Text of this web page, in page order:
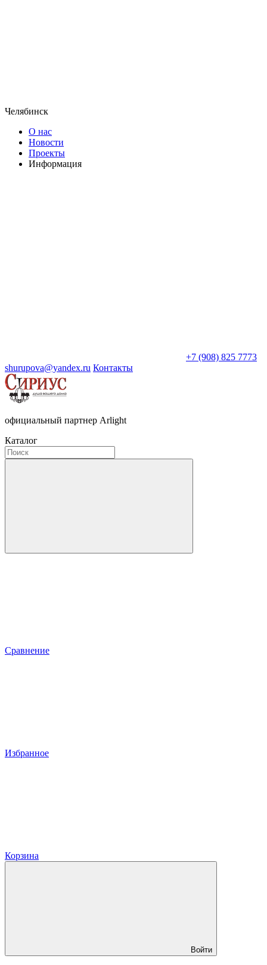
Челябинск
О нас
Новости
Проекты
Информация
+7 (908) 825 7773
shurupova@yandex.ru Контакты
официальный партнер Arlight
Каталог
Сравнение
Избранное
Корзина
Войти